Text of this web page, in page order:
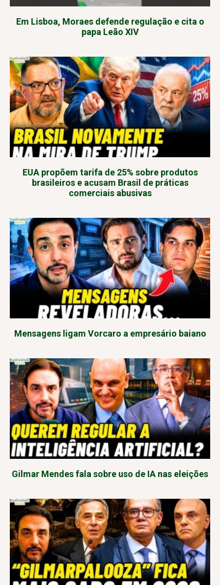
Em Lisboa, Moraes defende regulação e cita o
papa Leão XIV
EUA propõem tarifa de 25% sobre produtos
brasileiros e acusam Brasil de práticas
comerciais abusivas
Mensagens ligam Vorcaro a empresário baiano
Gilmar Mendes fala sobre uso de IA nas eleições